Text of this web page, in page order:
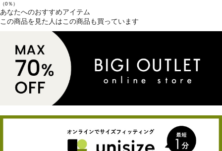
（0％）
あなたへのおすすめアイテム
この商品を見た人はこの商品も買っています